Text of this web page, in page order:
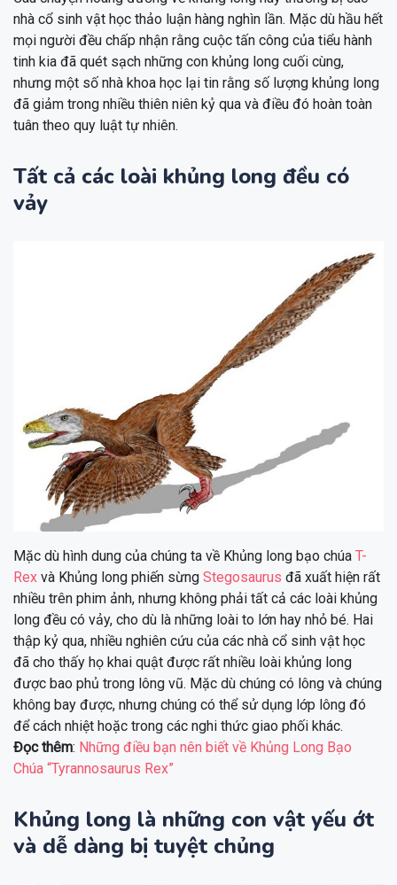
nhà cổ sinh vật học thảo luận hàng nghìn lần. Mặc dù hầu hết
mọi người đều chấp nhận rằng cuộc tấn công của tiểu hành
tinh kia đã quét sạch những con khủng long cuối cùng,
nhưng một số nhà khoa học lại tin rằng số lượng khủng long
đã giảm trong nhiều thiên niên kỷ qua và điều đó hoàn toàn
tuân theo quy luật tự nhiên.
Tất cả các loài khủng long đều có
vảy
Mặc dù hình dung của chúng ta về Khủng long bạo chúa T-
Rex và Khủng long phiến sừng Stegosaurus đã xuất hiện rất
nhiều trên phim ảnh, nhưng không phải tất cả các loài khủng
long đều có vảy, cho dù là những loài to lớn hay nhỏ bé. Hai
thập kỷ qua, nhiều nghiên cứu của các nhà cổ sinh vật học
đã cho thấy họ khai quật được rất nhiều loài khủng long
được bao phủ trong lông vũ. Mặc dù chúng có lông và chúng
không bay được, nhưng chúng có thể sử dụng lớp lông đó
để cách nhiệt hoặc trong các nghi thức giao phối khác.
Đọc thêm: Những điều bạn nên biết về Khủng Long Bạo
Chúa “Tyrannosaurus Rex”
Khủng long là những con vật yếu ớt
và dễ dàng bị tuyệt chủng